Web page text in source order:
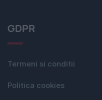
GDPR
Termeni si conditii
Politica cookies